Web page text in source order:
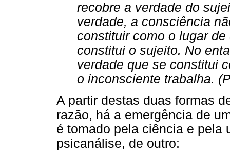
recobre a verdade do
verdade, a consciência
constituir como o lugar
constitui o sujeito. No
verdade que se constitui
o inconsciente trabalha.
A partir destas duas formas
razão, há a emergência de
é tomado pela ciência e pela
psicanálise, de outro: